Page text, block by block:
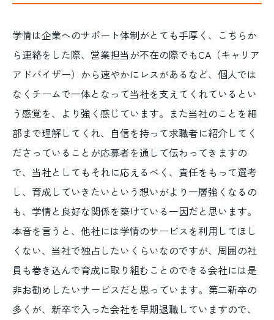
学情は企業へのサポート体制がとても手厚く、こちらか
ら連絡をした際、営業担当が不在の際でもCA （キャリア
アドバイザー）から速やかにレスがあるなど、個人では
なくチームで一体となって当社を支えてくれているとい
う感覚を、より強く感じています。また当社のことを細
部まで理解してくれ、自信を持って求職者に紹介してく
ださっていることが応募者を通して伝わってきますの
で、当社としてもそれに応えるべく、責任をもって選考
し、育成していきたいという想いがより一層強くなるの
も、学情と良好な関係を築けている一因だと思います。
本音を言うと、他社には学情のサービスを利用してほし
くない、当社で独占したいくらいなのですが、周囲の社
員も巻き込んで育成に取り組むことのできる会社には是
非お勧めしたいサービスだと思っています。第二新卒の
多くが、新卒で入った会社を早期退職していますので、